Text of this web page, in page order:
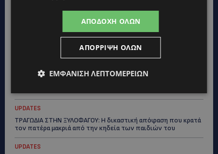
ΝΙΚΟΣ ΚΑΖΑΝΤΖΑΚΗΣ: Γιατί το έργο του εξακολουθεί να μας
ΝΟΣΟΚΟΜΕΙΟ ΛΕΜΕΣΟΥ: «Θα γινόμουν εγώ τα μάτια του» –
UPDATES
ΤΡΑΓΩΔΙΑ ΣΤΗΝ ΞΥΛΟΦΑΓΟΥ: Η δικαστική απόφαση που κρατά
τον πατέρα μακριά από την κηδεία των παιδιών του
UPDATES
ΑΠΟΔΟΧΉ ΌΛΩΝ
ΑΠΌΡΡΙΨΗ ΌΛΩΝ
ΕΜΦΆΝΙΣΗ ΛΕΠΤΟΜΕΡΕΙΏΝ